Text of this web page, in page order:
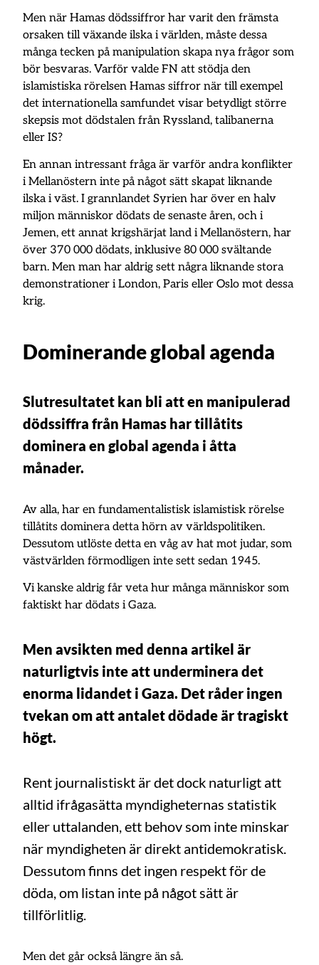
Men när Hamas dödssiffror har varit den främsta
orsaken till växande ilska i världen, måste dessa
många tecken på manipulation skapa nya frågor som
bör besvaras. Varför valde FN att stödja den
islamistiska rörelsen Hamas siffror när till exempel
det internationella samfundet visar betydligt större
skepsis mot dödstalen från Ryssland, talibanerna
eller IS?
En annan intressant fråga är varför andra konflikter
i Mellanöstern inte på något sätt skapat liknande
ilska i väst. I grannlandet Syrien har över en halv
miljon människor dödats de senaste åren, och i
Jemen, ett annat krigshärjat land i Mellanöstern, har
över 370 000 dödats, inklusive 80 000 svältande
barn. Men man har aldrig sett några liknande stora
demonstrationer i London, Paris eller Oslo mot dessa
krig.
Dominerande global agenda
Slutresultatet kan bli att en manipulerad
dödssiffra från Hamas har tillåtits
dominera en global agenda i åtta
månader.
Av alla, har en fundamentalistisk islamistisk rörelse
tillåtits dominera detta hörn av världspolitiken.
Dessutom utlöste detta en våg av hat mot judar, som
västvärlden förmodligen inte sett sedan 1945.
Vi kanske aldrig får veta hur många människor som
faktiskt har dödats i Gaza.
Men avsikten med denna artikel är
naturligtvis inte att underminera det
enorma lidandet i Gaza. Det råder ingen
tvekan om att antalet dödade är tragiskt
högt.
Rent journalistiskt är det dock naturligt att
alltid ifrågasätta myndigheternas statistik
eller uttalanden, ett behov som inte minskar
när myndigheten är direkt antidemokratisk.
Dessutom finns det ingen respekt för de
döda, om listan inte på något sätt är
tillförlitlig.
Men det går också längre än så.